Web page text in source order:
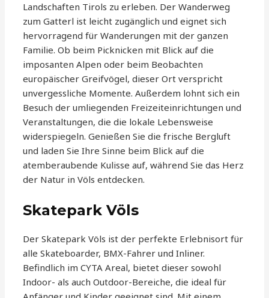
Landschaften Tirols zu erleben. Der Wanderweg
zum Gatterl ist leicht zugänglich und eignet sich
hervorragend für Wanderungen mit der ganzen
Familie. Ob beim Picknicken mit Blick auf die
imposanten Alpen oder beim Beobachten
europäischer Greifvögel, dieser Ort verspricht
unvergessliche Momente. Außerdem lohnt sich ein
Besuch der umliegenden Freizeiteinrichtungen und
Veranstaltungen, die die lokale Lebensweise
widerspiegeln. Genießen Sie die frische Bergluft
und laden Sie Ihre Sinne beim Blick auf die
atemberaubende Kulisse auf, während Sie das Herz
der Natur in Völs entdecken.
Skatepark Völs
Der Skatepark Völs ist der perfekte Erlebnisort für
alle Skateboarder, BMX-Fahrer und Inliner.
Befindlich im CYTA Areal, bietet dieser sowohl
Indoor- als auch Outdoor-Bereiche, die ideal für